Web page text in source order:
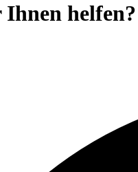
helfen?